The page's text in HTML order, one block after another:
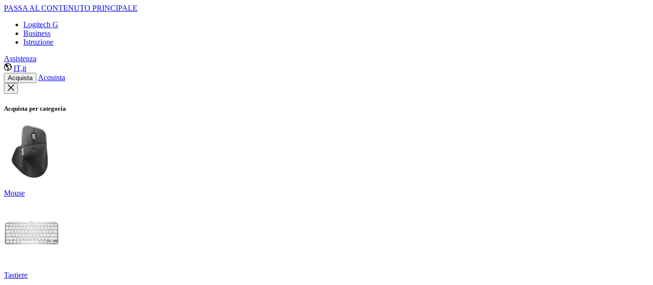
PASSA AL CONTENUTO PRINCIPALE
Logitech G
Business
Istruzione
Assistenza
IT,it
Acquista Acquista
Acquista per categoria
Mouse
Tastiere